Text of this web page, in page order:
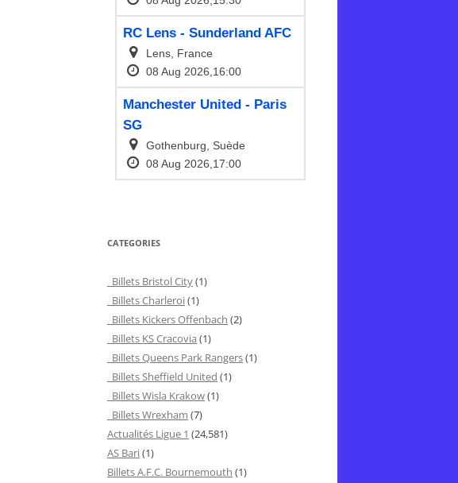
CATEGORIES
Billets Bristol City(1)
Billets Charleroi(1)
Billets Kickers Offenbach (2)
Billets KS Cracovia (1)
Billets Queens Park Rangers(1)
Billets Sheffield United (1)
Billets Wisla Krakow(1)
Billets Wrexham (7)
Actualités Ligue 1 (24,581)
AS Bari(1)
Billets A.F.C. Bournemouth (1)